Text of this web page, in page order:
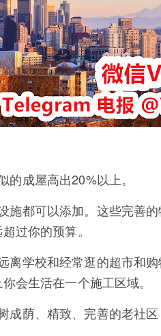
成屋高出20%以上。
施都可以添加。这些完善
过你的预算。
离学校和经常逛的超市和
会生活在一个施工区域。
成荫、精致、完善的老社